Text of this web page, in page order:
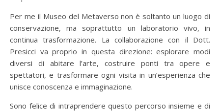
Per me il Museo del Metaverso non è soltanto un luogo di
conservazione, ma soprattutto un laboratorio vivo, in
continua trasformazione. La collaborazione con il Dott.
Presicci va proprio in questa direzione: esplorare modi
diversi di abitare l’arte, costruire ponti tra opere e
spettatori, e trasformare ogni visita in un’esperienza che
unisce conoscenza e immaginazione.
Sono felice di intraprendere questo percorso insieme e di